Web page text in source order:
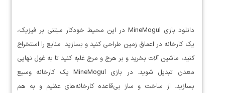
دانلود بازی MineMogul در این محیط خودکار مبتنی بر فیزیک،
یک کارخانه در اعماق زمین طراحی کنید و بسازید. منابع را استخراج
کنید، ماشین آلات بخرید و بر هرج و مرج غلبه کنید تا به غول نهایی
معدن تبدیل شوید. در بازی MineMogul یک کارخانه وسیع
بسازید. از ساخت و ساز بی‌قاعده کارخانه‌های عظیم و به هم